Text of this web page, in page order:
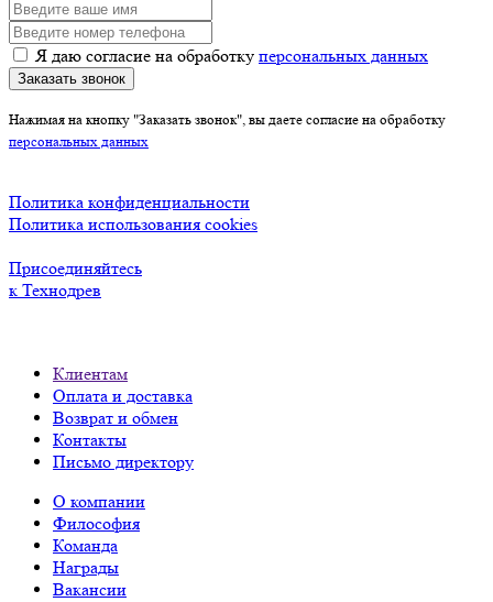
Я даю согласие на обработку персональных данных
Заказать звонок
Нажимая на кнопку "Заказать звонок", вы даете согласие на обработку
персональных данных
Политика конфиденциальности
Политика использования cookies
Присоединяйтесь
к Технодрев
Клиентам
Оплата и доставка
Возврат и обмен
Контакты
Письмо директору
О компании
Философия
Команда
Награды
Вакансии